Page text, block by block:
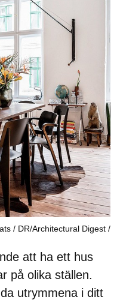
/ DR/Architectural Digest
att ha ett hus
på olika ställen.
utrymmena i ditt